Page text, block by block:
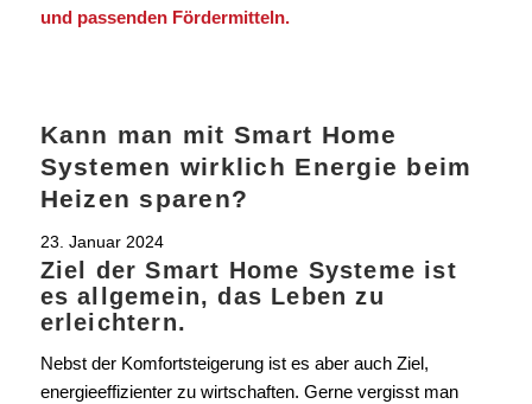
und passenden Fördermitteln.
Kann man mit Smart Home
Systemen wirklich Energie beim
Heizen sparen?
23. Januar 2024
Ziel der Smart Home Systeme ist
es allgemein, das Leben zu
erleichtern.
Nebst der Komfortsteigerung ist es aber auch Ziel,
energieeffizienter zu wirtschaften. Gerne vergisst man